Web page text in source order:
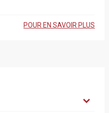
POUR EN SAVOIR PLUS